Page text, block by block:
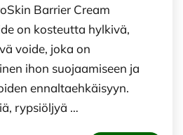
Barrier Cream
on kosteutta hylkivä,
voide, joka on
ihon suojaamiseen ja
ennaltaehkäisyyn.
rypsiöljyä …